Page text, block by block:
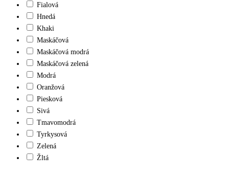
Fialová
Hnedá
Khaki
Maskáčová
Maskáčová modrá
Maskáčová zelená
Modrá
Oranžová
Piesková
Sivá
Tmavomodrá
Tyrkysová
Zelená
Žltá